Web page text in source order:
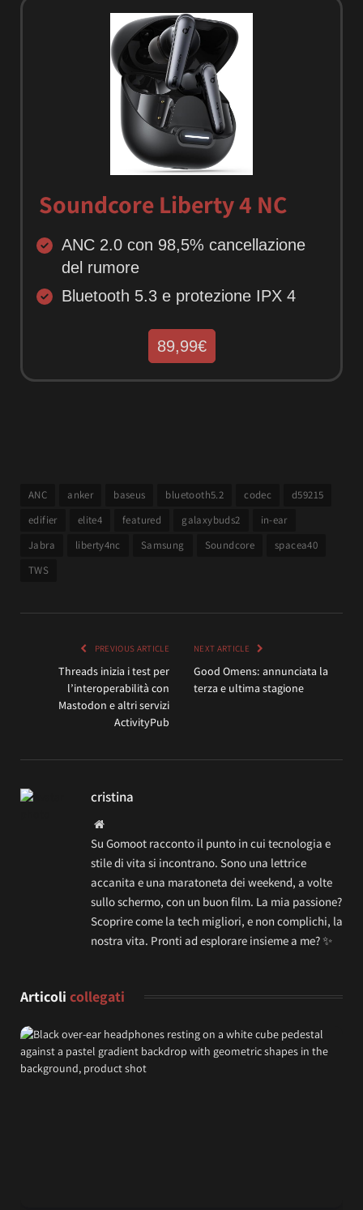
Soundcore Liberty 4 NC
ANC 2.0 con 98,5% cancellazione
del rumore
Bluetooth 5.3 e protezione IPX 4
89,99€
ANC anker baseus bluetooth5.2 codec
d59215
edifier
elite4 featured galaxybuds2
in-ear
Jabra
liberty4nc Samsung Soundcore
spacea40
TWS
PREVIOUS ARTICLE
Threads inizia i test per
l’interoperabilità con
Mastodon e altri servizi
ActivityPub
NEXT ARTICLE
Good Omens: annunciata la
terza e ultima stagione
cristina
Website
Su Gomoot racconto il punto in cui tecnologia e
stile di vita si incontrano. Sono una lettrice
accanita e una maratoneta dei weekend, a volte
sullo schermo, con un buon film. La mia passione?
Scoprire come la tech migliori, e non complichi, la
nostra vita. Pronti ad esplorare insieme a me? ✨
Articoli collegati